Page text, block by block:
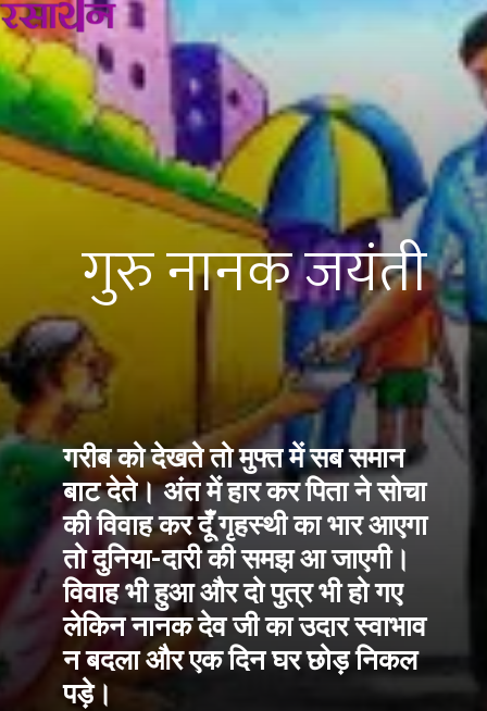
गुरु नानक जयंती
गरीब को देखते तो मुफ्त में सब समान
बाट देते। अंत में हार कर पिता ने सोचा
की विवाह कर दूँ गृहस्थी का भार आएगा
तो दुनिया-दारी की समझ आ जाएगी।
विवाह भी हुआ और दो पुत्र भी हो गए
लेकिन नानक देव जी का उदार स्वाभाव
न बदला और एक दिन घर छोड़ निकल
पड़े।